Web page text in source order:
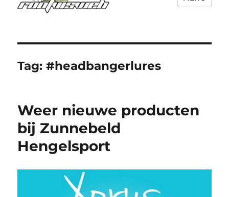
Tag:#headbangerlures
Weer nieuwe producten
bij Zunnebeld
Hengelsport